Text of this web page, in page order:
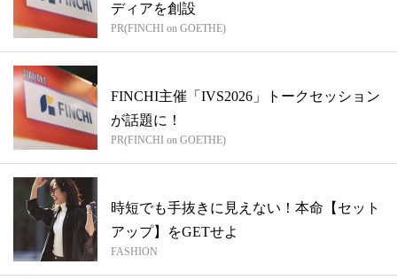
ディアを創設
PR(FINCHI on GOETHE)
FINCHI主催「IVS2026」トークセッション
が話題に！
PR(FINCHI on GOETHE)
時短でも手抜きに見えない！本命【セット
アップ】をGETせよ
FASHION